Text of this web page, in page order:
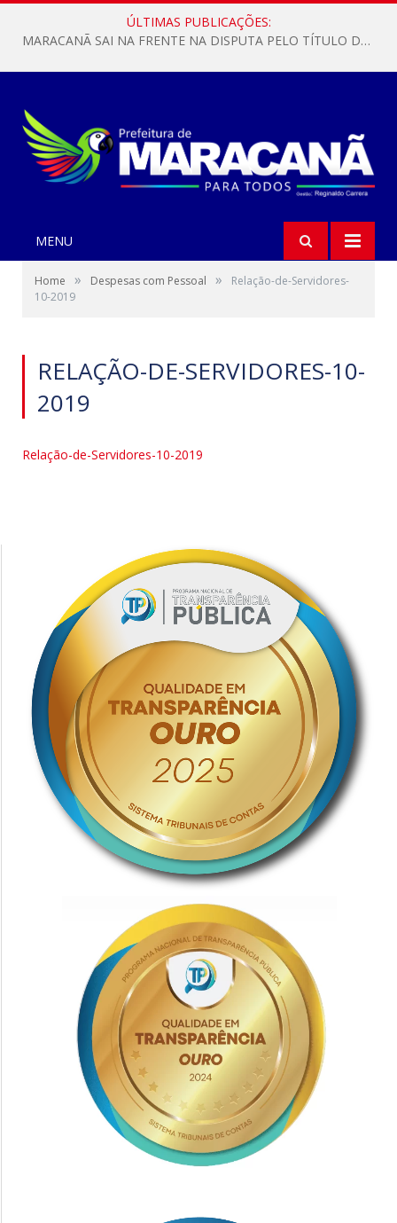
ÚLTIMAS PUBLICAÇÕES:
MARACANÃ SAI NA FRENTE NA DISPUTA PELO TÍTULO DA COPA PARÁ SUB-17!
MENU
Home » Despesas com Pessoal »
Relação-de-Servidores-
10-2019
RELAÇÃO-DE-SERVIDORES-10-
2019
Relação-de-Servidores-10-2019